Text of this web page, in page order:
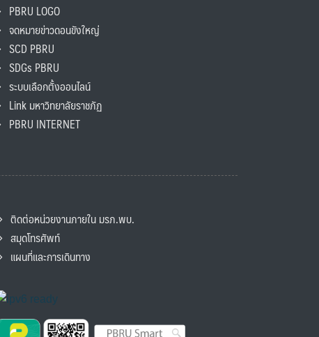
PBRU LOGO
จดหมายข่าวดอนขังใหญ่
SCD PBRU
SDGs PBRU
ระบบเลือกตั้งออนไลน์
Link มหาวิทยาลัยราชภัฏ
PBRU INTERNET
ติดต่อหน่วยงานภายใน มรภ.พบ.
สมุดโทรศัพท์
แผนที่และการเดินทาง